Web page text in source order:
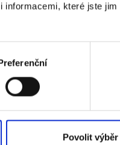
informacemi, které jste
Povolit výběr